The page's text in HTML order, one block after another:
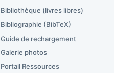
Bibliothèque (livres libres)
Bibliographie (BibTeX)
Guide de rechargement
Galerie photos
Portail Ressources